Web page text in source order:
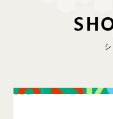
SH
008